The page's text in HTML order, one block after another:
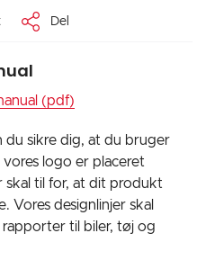
Del
(pdf)
du sikre dig, at du bruger
logo er placeret
til for, at dit produkt
Vores designlinjer skal
til biler, tøj og